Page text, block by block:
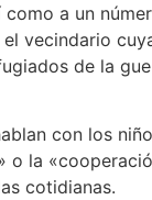
a un
vecindario
de la
con los
o la
cotidianas.